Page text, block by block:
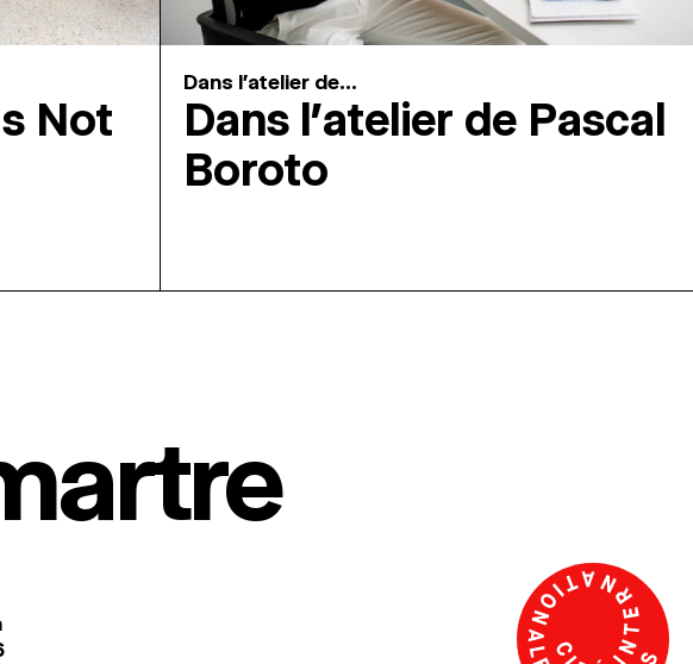
Not
Dans l'atelier de...
Dans l’atelier de Pascal
Boroto